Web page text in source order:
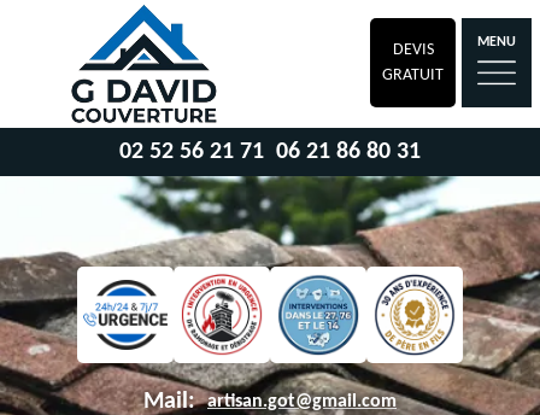
DEVIS
GRATUIT
MENU
02 52 56 21 71 06 21 86 80 31
Mail: artisan.got@gmail.com